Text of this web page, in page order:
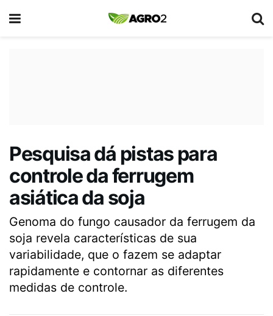
Pesquisa dá pistas para
controle da ferrugem
asiática da soja
Genoma do fungo causador da ferrugem da
soja revela características de sua
variabilidade, que o fazem se adaptar
rapidamente e contornar as diferentes
medidas de controle.